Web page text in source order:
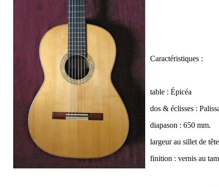
Caractéristiques :
table : Épicéa
dos & éclisses :
diapason : 650 mm.
largeur au sillet de
finition : vernis au